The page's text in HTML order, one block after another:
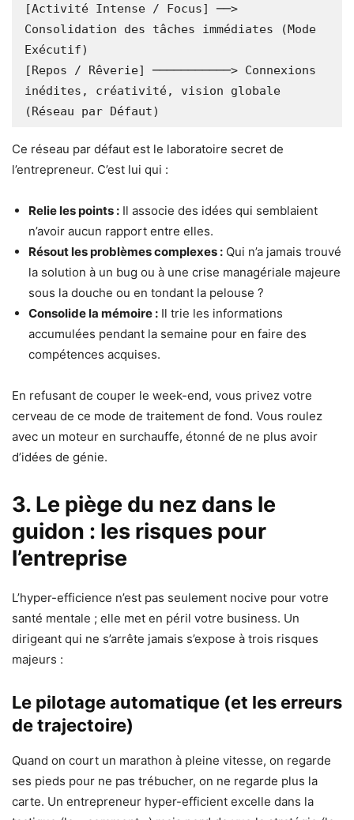
[Activité Intense / Focus] ──>
Consolidation des tâches immédiates (Mode
Exécutif)
[Repos / Rêverie] ───────────> Connexions
inédites, créativité, vision globale
Ce réseau par défaut est le laboratoire secret de
l’entrepreneur. C’est lui qui :
Relie les points : Il associe des idées qui semblaient
n’avoir aucun rapport entre elles.
Résout les problèmes complexes : Qui n’a jamais trouvé
la solution à un bug ou à une crise managériale majeure
sous la douche ou en tondant la pelouse ?
Consolide la mémoire : Il trie les informations
accumulées pendant la semaine pour en faire des
compétences acquises.
En refusant de couper le week-end, vous privez votre
cerveau de ce mode de traitement de fond. Vous roulez
avec un moteur en surchauffe, étonné de ne plus avoir
d’idées de génie.
3. Le piège du nez dans le
guidon : les risques pour
l’entreprise
L’hyper-efficience n’est pas seulement nocive pour votre
santé mentale ; elle met en péril votre business. Un
dirigeant qui ne s’arrête jamais s’expose à trois risques
majeurs :
Le pilotage automatique (et les erreurs
de trajectoire)
Quand on court un marathon à pleine vitesse, on regarde
ses pieds pour ne pas trébucher, on ne regarde plus la
carte. Un entrepreneur hyper-efficient excelle dans la